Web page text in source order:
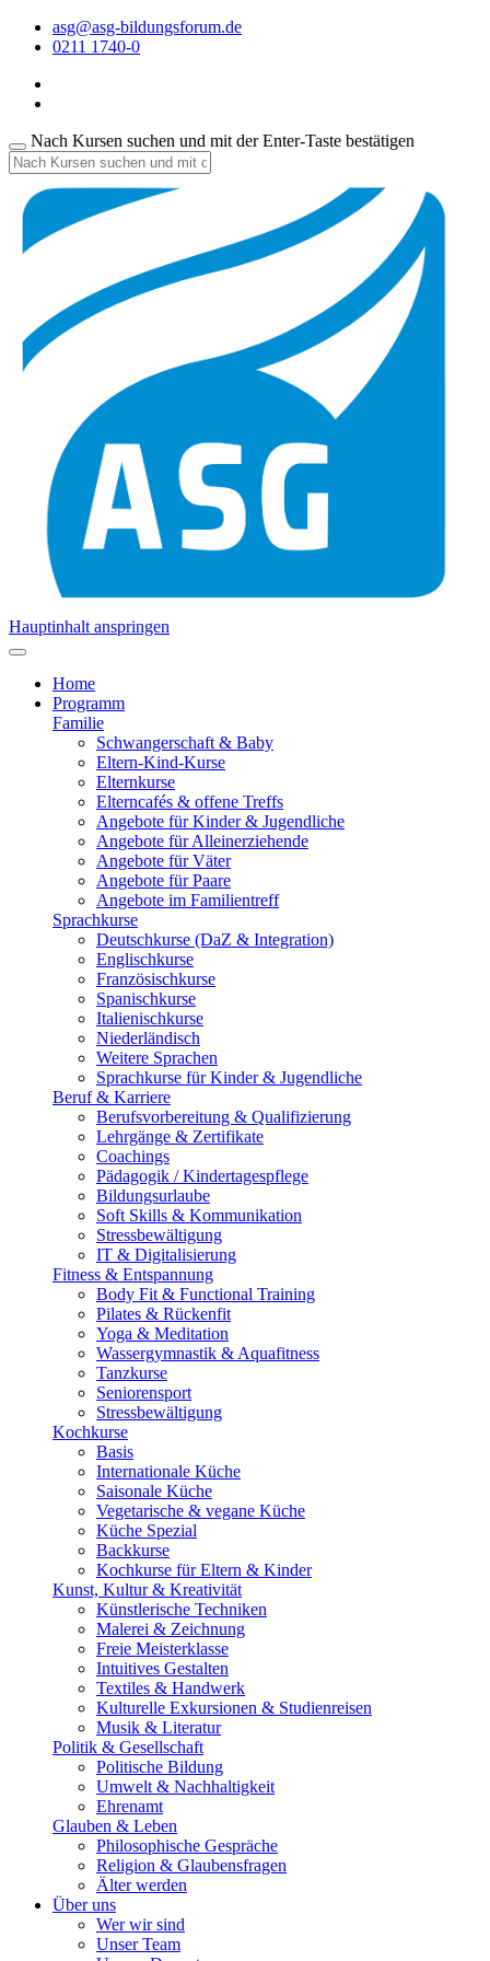
asg@asg-bildungsforum.de
0211 1740-0
Nach Kursen suchen und mit der Enter-Taste bestätigen
Hauptinhalt anspringen
Home
Programm
Familie
Schwangerschaft & Baby
Eltern-Kind-Kurse
Elternkurse
Elterncafés & offene Treffs
Angebote für Kinder & Jugendliche
Angebote für Alleinerziehende
Angebote für Väter
Angebote für Paare
Angebote im Familientreff
Sprachkurse
Deutschkurse (DaZ & Integration)
Englischkurse
Französischkurse
Spanischkurse
Italienischkurse
Niederländisch
Weitere Sprachen
Sprachkurse für Kinder & Jugendliche
Beruf & Karriere
Berufsvorbereitung & Qualifizierung
Lehrgänge & Zertifikate
Coachings
Pädagogik / Kindertagespflege
Bildungsurlaube
Soft Skills & Kommunikation
Stressbewältigung
IT & Digitalisierung
Fitness & Entspannung
Body Fit & Functional Training
Pilates & Rückenfit
Yoga & Meditation
Wassergymnastik & Aquafitness
Tanzkurse
Seniorensport
Stressbewältigung
Kochkurse
Basis
Internationale Küche
Saisonale Küche
Vegetarische & vegane Küche
Küche Spezial
Backkurse
Kochkurse für Eltern & Kinder
Kunst, Kultur & Kreativität
Künstlerische Techniken
Malerei & Zeichnung
Freie Meisterklasse
Intuitives Gestalten
Textiles & Handwerk
Kulturelle Exkursionen & Studienreisen
Musik & Literatur
Politik & Gesellschaft
Politische Bildung
Umwelt & Nachhaltigkeit
Ehrenamt
Glauben & Leben
Philosophische Gespräche
Religion & Glaubensfragen
Älter werden
Über uns
Wer wir sind
Unser Team